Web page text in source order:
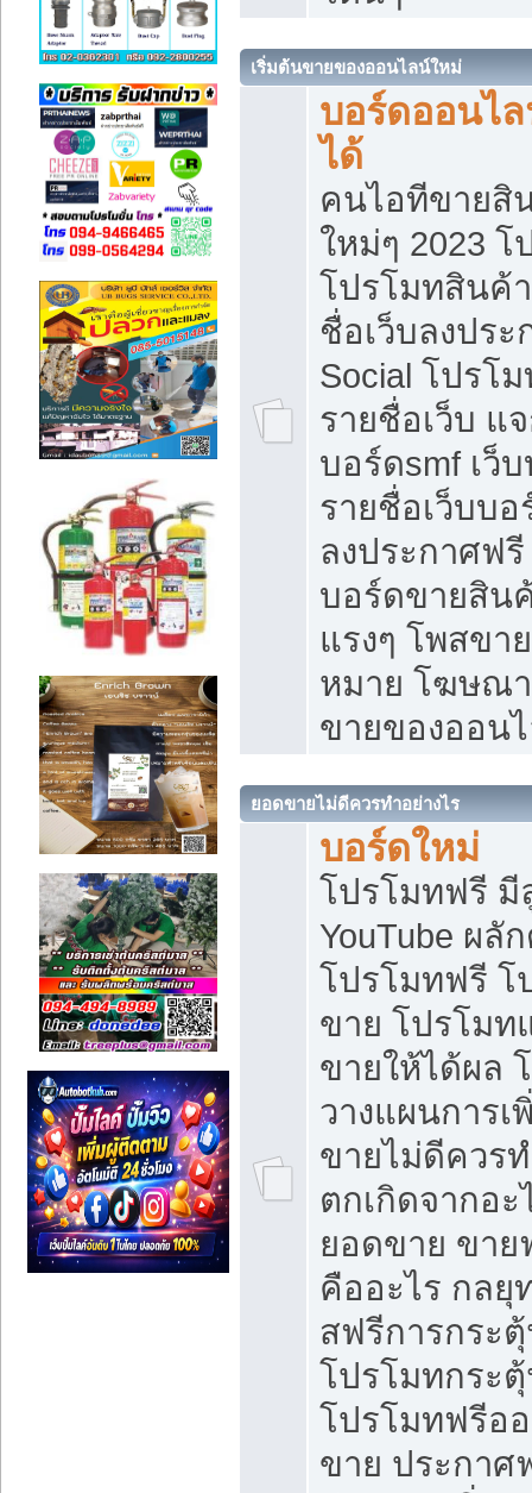
เริ่มต้นขายของออนไลน์ใหม่
บอร์ดออนไ
ได้
คนไอทีขายสิ
ใหม่ๆ 2023
โปรโมทสินค้
ชื่อเว็บลงปร
Social โปรโ
รายชื่อเว็บ แ
บอร์ดsmf เว็
รายชื่อเว็บบ
ลงประกาศฟรี
บอร์ดขายสิน
แรงๆ โพสขา
หมาย โฆษณ
ขายของออน
ยอดขายไม่ดีควรทำอย่างไร
บอร์ดใหม่
โปรโมทฟรี มี
YouTube ผลั
โปรโมทฟรี โ
ขาย โปรโมท
ขายให้ได้ผล
วางแผนการ
ขายไม่ดีควร
ตกเกิดจากอะ
ยอดขาย ขาย
คืออะไร กลยุ
สฟรีการกระ
โปรโมทกระ
โปรโมทฟรีอ
ขาย ประกาศ